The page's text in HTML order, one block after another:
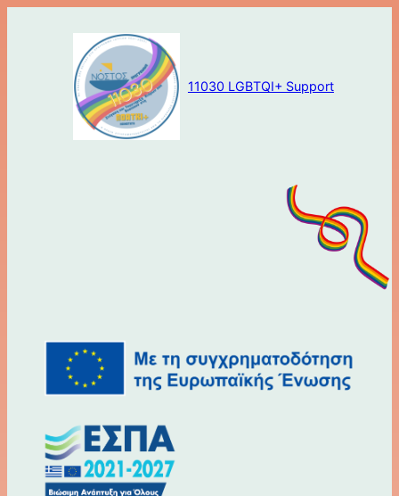
περιεχόμενο
11030 LGBTQI+ Support